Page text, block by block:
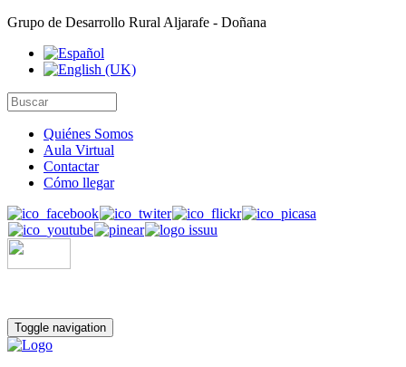
Grupo de Desarrollo Rural Aljarafe - Doñana
Quiénes Somos
Aula Virtual
Contactar
Cómo llegar
Toggle navigation